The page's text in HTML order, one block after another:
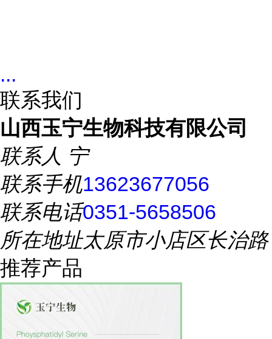
...
联系我们
山西玉宁生物科技有限公司
联系人 宁
联系手机13623677056
联系电话0351-5658506
所在地址太原市小店区长治路
推荐产品